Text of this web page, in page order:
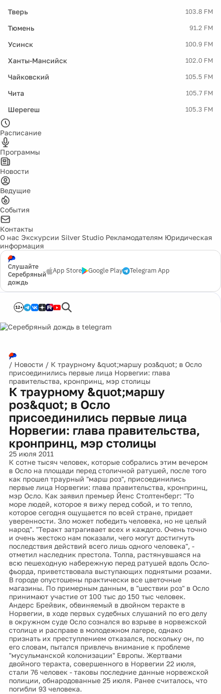
Тверь 103.8 FM
Тюмень 91.2 FM
Усинск 100.9 FM
Ханты-Мансийск 102.0 FM
Чайковский 105.5 FM
Чита 105.7 FM
Шерегеш 105.3 FM
Расписание
Программы
Новости
Ведущие
События
Контакты
О нас Экскурсии Silver Studio Рекламодателям Юридическая
информация
Слушайте
Серебряный
дождь
App Store Google Play Telegram App
12+
/ Новости / К траурному &quot;маршу роз&quot; в Осло
присоединились первые лица Норвегии: глава
правительства, кронпринц, мэр столицы
К траурному &quot;маршу
роз&quot; в Осло
присоединились первые лица
Норвегии: глава правительства,
кронпринц, мэр столицы
25 июля 2011
К сотне тысяч человек, которые собрались этим вечером
в Осло на площади перед столичной ратушей, после того
как прошел траурный "марш роз", присоединились
первые лица Норвегии: глава правительства, кронпринц,
мэр Осло. Как заявил премьер Йенс Столтенберг: "То
море людей, которое я вижу перед собой, и то тепло,
которое сегодня ощущается по всей стране, придает
уверенности. Зло может победить человека, но не целый
народ". "Теракт затрагивает всех и каждого. Очень точно
и очень жестоко нам показали, чего могут достигнуть
последствия действий всего лишь одного человека", -
отметил наследник престола. Толпа, растянувшаяся на
всю пешеходную набережную перед ратушей вдоль Осло-
фьорда, приветствовала выступающих поднятыми розами.
В городе опустошены практически все цветочные
магазины. По примерным данным, в "шествии роз" в Осло
принимают участие от 100 тыс до 150 тыс человек.
Андерс Брейвик, обвиняемый в двойном теракте в
Норвегии, в ходе первых судебных слушаний по его делу
в окружном суде Осло сознался во взрыве в норвежской
столице и расправе в молодежном лагере, однако
признать их преступлением отказался, поскольку он, по
его словам, пытался привлечь внимание к проблеме
"мусульманской колонизации" Европы. Жертвами
двойного теракта, совершенного в Норвегии 22 июля,
стали 76 человек - таковы последние данные норвежской
полиции, обнародованные 25 июля. Ранее считалось, что
погибли 93 человека.